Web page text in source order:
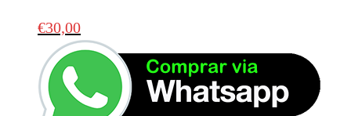
€30,00